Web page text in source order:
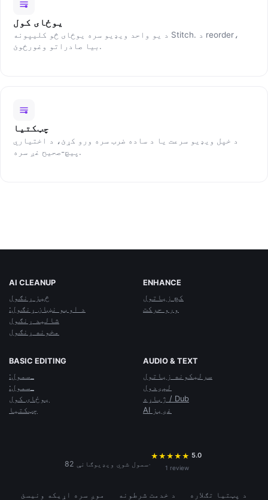
يوځای کول
د يو واحد ويډيو سره يوځای څو کلیپونه Stitch. د reorder،
بيا صادراتو وغورځوئ.
چټکتيا
د خپل ویډیو سرعت یا د ساده ضرب سره ورو کړئ، د اختیاري
پیچ-صحیح غږ سره.
AI CLEANUP
څيز ړنګول
:د اوبو نښان ړنګول
شاليد ړنګول
مخونه ړنګول
ENHANCE
کچ زياتول
ورو حرکت
BASIC EDITING
يوځای کول
چټکتيا
AUDIO & TEXT
سرليکونه زياتول
لېږدول
ژباړه / Dub
AI غږيز
82 سمول شوي ويډيوګانې·
★ ★ ★ ★ ★ 5.0
1 review
د پټتیا تګلاره د خدمت شرطونه موږ سره اړیکه ونیسئ